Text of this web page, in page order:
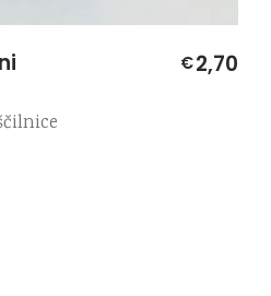
€2,70